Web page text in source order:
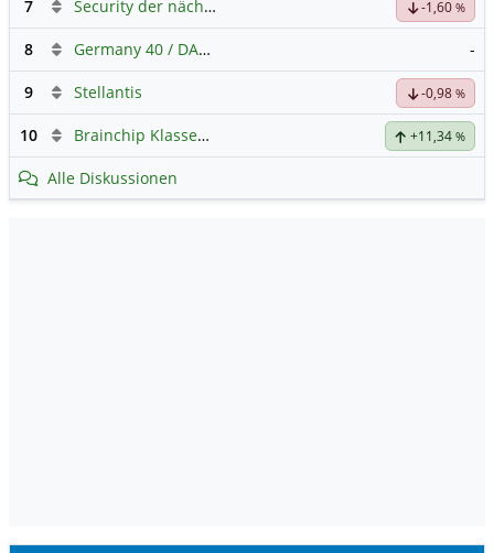
7 Security der nächsten Generation -1,60 %
8 Germany 40 / DAX Prognose -
9 Stellantis -0,98 %
10 Brainchip Klassengruppe +11,34 %
Alle Diskussionen